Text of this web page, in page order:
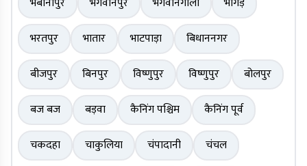
भरतपुर
भातार भाटपाड़ा
बिधाननगर
बीजपुर
बिनपुर विष्णुपुर विष्णुपुर
बोलपुर
बज बज
बड़वा कैनिंग पश्चिम
कैनिंग पूर्व
चकदहा
चाकुलिया चंपादानी
चंचल